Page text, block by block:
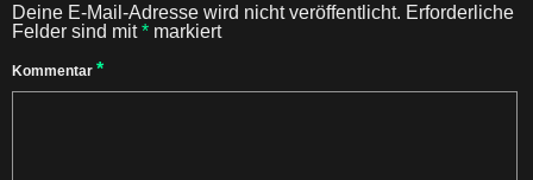
Deine E-Mail-Adresse wird nicht veröffentlicht. Erforderliche
Felder sind mit* markiert
Kommentar *